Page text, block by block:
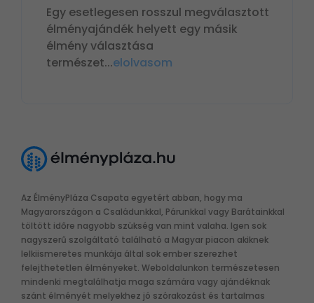
Egy esetlegesen rosszul megválasztott
élményajándék helyett egy másik
élmény választása
természet...elolvasom
Az ÉlményPláza Csapata egyetért abban, hogy ma
Magyarországon a Családunkkal, Párunkkal vagy Barátainkkal
töltött időre nagyobb szükség van mint valaha. Igen sok
nagyszerű szolgáltató található a Magyar piacon akiknek
lelkiismeretes munkája által sok ember szerezhet
felejthetetlen élményeket. Weboldalunkon természetesen
mindenki megtalálhatja maga számára vagy ajándéknak
szánt élményét melyekhez jó szórakozást és tartalmas